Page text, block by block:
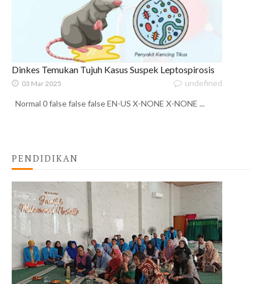
Dinkes Temukan Tujuh Kasus Suspek Leptospirosis
03 Mar 2025 undefined
Normal 0 false false false EN-US X-NONE X-NONE ...
PENDIDIKAN